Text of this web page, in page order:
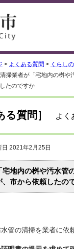
> よくある質問 > くらし
掃業者が「宅地内の桝や
たのですか
質問］ よく
2021年2月25日
宅地内の桝や汚水管
、市から依頼したの
管の清掃を業者に依